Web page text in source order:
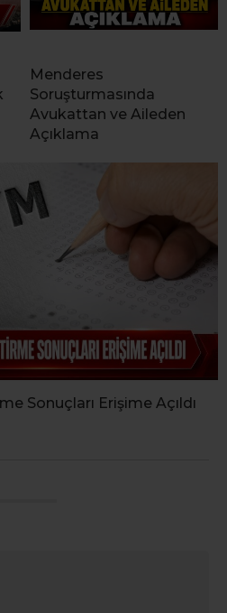
Menderes
Soruşturmasında
Avukattan ve Aileden
Açıklama
Sonuçları Erişime Açıldı